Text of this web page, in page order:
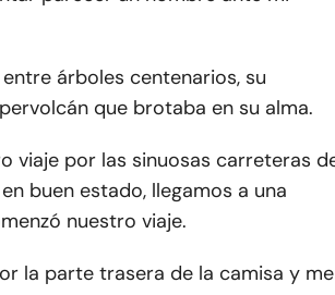
árboles centenarios, su
que brotaba en su alma.
viaje por las sinuosas carreteras
buen estado, llegamos a una
nuestro viaje.
la parte trasera de la camisa y me